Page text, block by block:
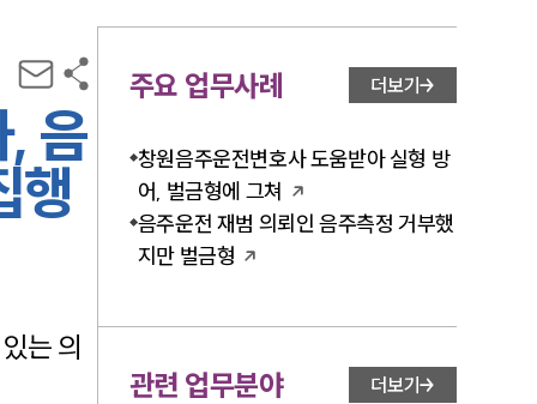
음
행
는 의
주요 업무사례 더보기
창원음주운전변호사 도움받아 실형 방
어, 벌금형에 그쳐
음주운전 재범 의뢰인 음주측정 거부했
지만 벌금형
관련 업무분야 더보기